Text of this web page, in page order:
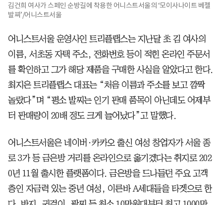
김건희 여사가 스페인 순방길에 착용한 어니스트서울의 ‘모이사나이트 베젤
발찌’/어니스트서울
어니스트서울 운영사인 트리플랩스는 지난달 초 김 여사의
이름, 서초동 자택 주소, 전화번호 등이 적힌 온라인 주문서
를 확인하고 그가 해당 제품을 구매한 사실을 알았다고 한다.
최지은 트리플랩스 대표는 “처음 이름과 주소를 보고 깜짝
놀랐다”며 “평소 발찌는 인기 판매 품목이 아닌데도 어제부
터 판매량이 20배 정도 크게 늘어났다”고 말했다.
어니스트서울은 네이버·카카오 출신 여성 창업자가 서울 종
로 3가 등 금은방 거리를 온라인으로 옮기겠다는 취지로 202
0년 11월 출시한 플랫폼이다. 금은방을 드나들던 주요 고객
층인 자금력 있는 중년 여성, 이른바 A세대들을 타겟으로 한